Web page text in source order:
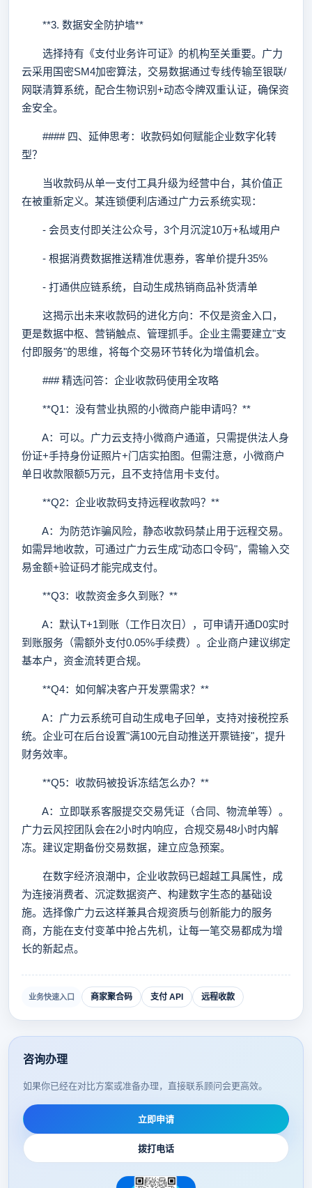
**3. 数据安全防护墙**
选择持有《支付业务许可证》的机构至关重要。广力
云采用国密SM4加密算法，交易数据通过专线传输至银联/
网联清算系统，配合生物识别+动态令牌双重认证，确保资
金安全。
#### 四、延伸思考：收款码如何赋能企业数字化转
型？
当收款码从单一支付工具升级为经营中台，其价值正
在被重新定义。某连锁便利店通过广力云系统实现：
- 会员支付即关注公众号，3个月沉淀10万+私域用户
- 根据消费数据推送精准优惠券，客单价提升35%
- 打通供应链系统，自动生成热销商品补货清单
这揭示出未来收款码的进化方向：不仅是资金入口，
更是数据中枢、营销触点、管理抓手。企业主需要建立"支
付即服务"的思维，将每个交易环节转化为增值机会。
### 精选问答：企业收款码使用全攻略
**Q1：没有营业执照的小微商户能申请吗？**
A：可以。广力云支持小微商户通道，只需提供法人身
份证+手持身份证照片+门店实拍图。但需注意，小微商户
单日收款限额5万元，且不支持信用卡支付。
**Q2：企业收款码支持远程收款吗？**
A：为防范诈骗风险，静态收款码禁止用于远程交易。
如需异地收款，可通过广力云生成"动态口令码"，需输入交
易金额+验证码才能完成支付。
**Q3：收款资金多久到账？**
A：默认T+1到账（工作日次日），可申请开通D0实时
到账服务（需额外支付0.05%手续费）。企业商户建议绑定
基本户，资金流转更合规。
**Q4：如何解决客户开发票需求？**
A：广力云系统可自动生成电子回单，支持对接税控系
统。企业可在后台设置"满100元自动推送开票链接"，提升
财务效率。
**Q5：收款码被投诉冻结怎么办？**
A：立即联系客服提交交易凭证（合同、物流单等）。
广力云风控团队会在2小时内响应，合规交易48小时内解
冻。建议定期备份交易数据，建立应急预案。
在数字经济浪潮中，企业收款码已超越工具属性，成
为连接消费者、沉淀数据资产、构建数字生态的基础设
施。选择像广力云这样兼具合规资质与创新能力的服务
商，方能在支付变革中抢占先机，让每一笔交易都成为增
长的新起点。
业务快速入口 商家聚合码 支付 API 远程收款
咨询办理
如果你已经在对比方案或准备办理，直接联系顾问会更高效。
立即申请
拨打电话